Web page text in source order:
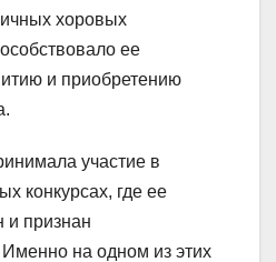
хоровых
ее
и приобретению
участие в
конкурсах, где ее
и признан
на одном из этих